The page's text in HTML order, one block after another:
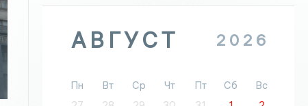
АВГУСТ 2026
Пн Вт Ср Чт Пт Сб
Вс